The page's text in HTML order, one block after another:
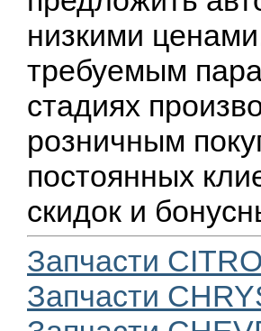
низкими
требуемым
стадиях
розничным
постоянных
скидок и
Запчасти
Запчасти